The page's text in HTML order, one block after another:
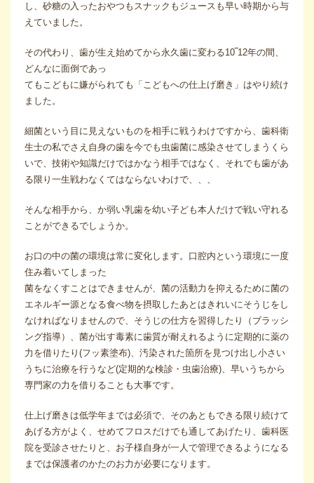
し、砂糖の入ったおやつもスナックもジュースも早い時期から与
えていました。
その代わり、歯が生え始めてから永久歯に変わる10‾12年の間、
どんなに面倒であっ
てもこどもに嫌がられても「こどもへの仕上げ磨き」はやり続け
ました。
細菌という目に見えないものを相手に戦うわけですから、歯科衛
生士の私でさえ自身の歯を今でも虫歯菌に感染させてしまうくら
いで、技術や知識だけではかなう相手ではなく、それでも歯があ
る限り一生戦わなくてはならないわけで、、、
そんな相手から、か弱い乳歯を幼い子ども本人だけで戦い守れる
ことができるでしょうか。
お口の中の菌の環境は常に変化します。口腔内という環境に一度
住み着いてしまった
菌をなくすことはできませんが、菌の活動力を抑えるために菌の
エネルギー源となる食べ物を摂取したあとはきれいにそうじをし
なければなりませんので、そうじの仕方を習得したり（ブラッシ
ング指導）、菌が出す毒素に歯質が耐えれるように定期的に薬の
力を借りたり(フッ素塗布)、汚染された箇所を見つけ出し小さい
うちに治療を行うなど(定期的な検診・虫歯治療)、早いうちから
専門家の力を借りることも大事です。
仕上げ磨きは低学年までは必須で、そのあともできる限り続けて
あげる方がよく、せめてフロスだけでも通してあげたり、歯科医
院を受診させたりと、お子様自身が一人で管理できるようになる
までは保護者のかたのお力が必要になります。